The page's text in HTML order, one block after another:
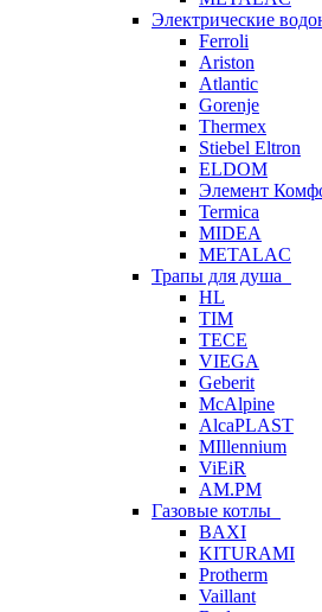
Электрические
Ferroli
Ariston
Atlantic
Gorenje
Thermex
Stiebel Eltron
ELDOM
Элемент
Termica
MIDEA
METALAC
Трапы для душа
HL
TIM
TECE
VIEGA
Geberit
McAlpine
AlcaPLAST
MIllennium
ViEiR
AM.PM
Газовые котлы
BAXI
KITURAMI
Protherm
Vaillant